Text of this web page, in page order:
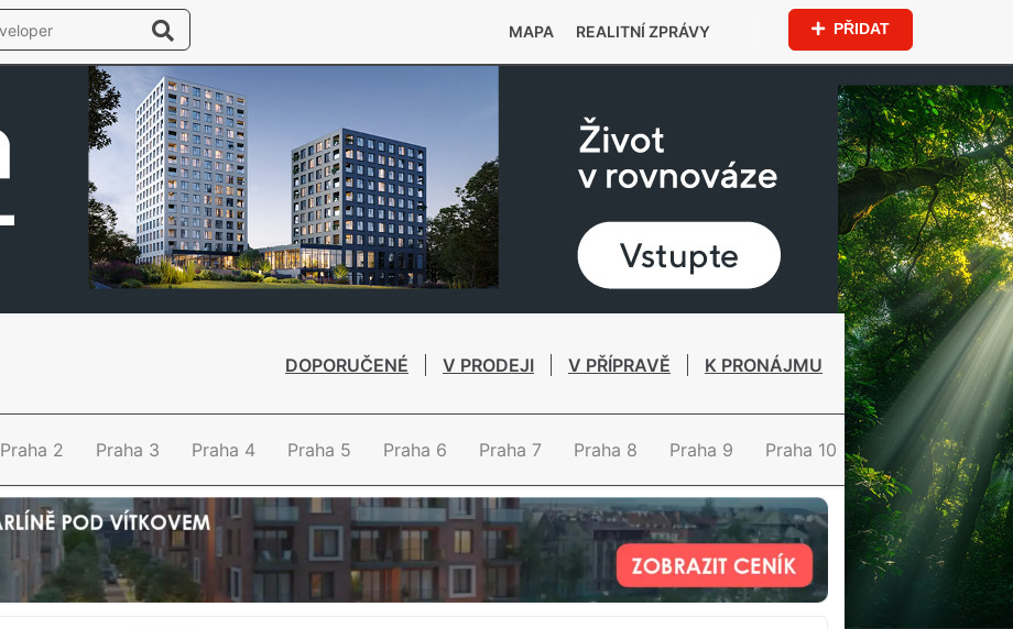
MAPA REALITNÍ ZPRÁVY PŘIDAT
DOPORUČENÉ V PRODEJI V PŘÍPRAVĚ K PRONÁJMU
Praha 2 Praha 3 Praha 4 Praha 5 Praha 6 Praha 7 Praha 8 Praha 9 Praha 10